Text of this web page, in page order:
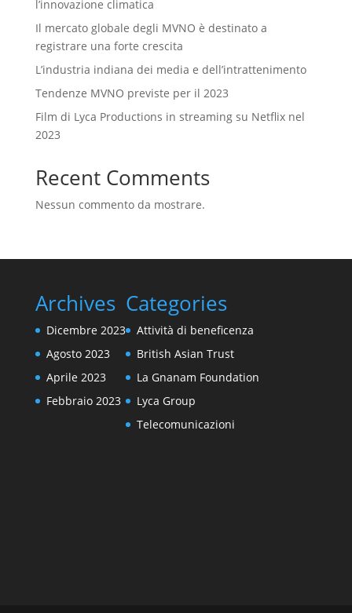
l’innovazione climatica
Il mercato globale degli MVNO è destinato a
registrare una forte crescita
L’industria indiana dei media e dell’intrattenimento
Tendenze MVNO previste per il 2023
Film di Lyca Productions in streaming su Netflix nel
2023
Recent Comments
Nessun commento da mostrare.
Archives
Dicembre 2023
Agosto 2023
Aprile 2023
Febbraio 2023
Categories
Attività di beneficenza
British Asian Trust
La Gnanam Foundation
Lyca Group
Telecomunicazioni